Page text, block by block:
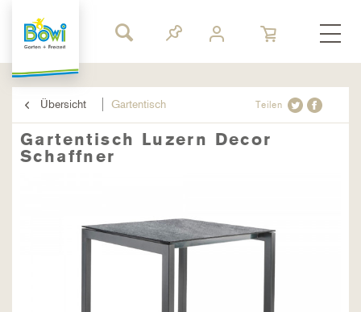
Übersicht Gartentisch Teilen
Gartentisch Luzern Decor
Schaffner